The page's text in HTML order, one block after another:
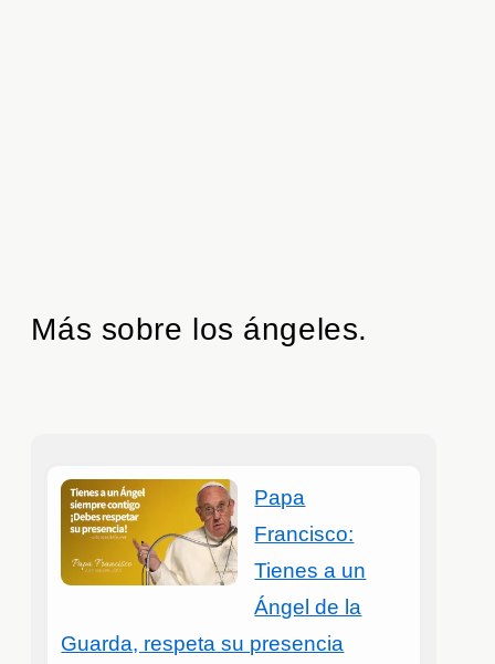
Más sobre los ángeles.
Papa
Francisco:
Tienes a un
Ángel de la
Guarda, respeta su presencia